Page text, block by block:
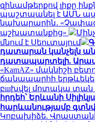
զինամթերքով լիքը
պաշտպանել է ԱՄՆ
նախարարին․
աշխատանքից»
մնում է Սեուտայում
դատարան կանչելն
դատապարտելի.
«KamAZ» մակնիշի
ճանապարհի
բшխվել մոտակա տան
հրդեհ՝ Երևանի
հարևանությամբ
Կոբախիձե. Վրաստանի